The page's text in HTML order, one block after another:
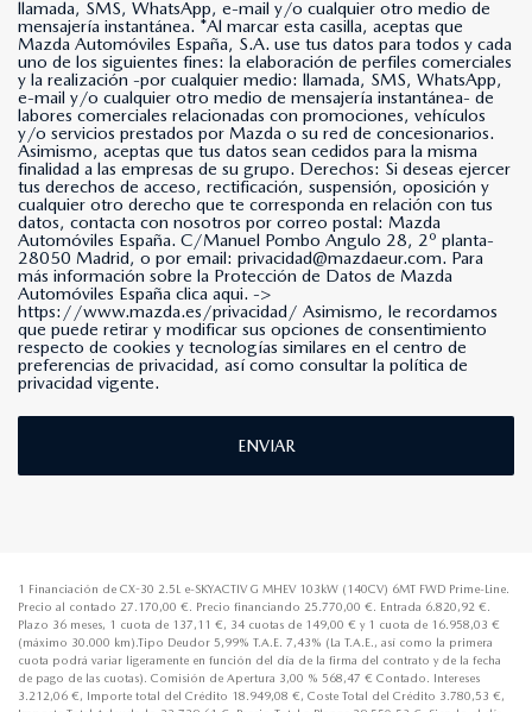
llamada, SMS, WhatsApp, e-mail y/o cualquier otro medio de
mensajería instantánea. *Al marcar esta casilla, aceptas que
Mazda Automóviles España, S.A. use tus datos para todos y cada
uno de los siguientes fines: la elaboración de perfiles comerciales
y la realización -por cualquier medio: llamada, SMS, WhatsApp,
e-mail y/o cualquier otro medio de mensajería instantánea- de
labores comerciales relacionadas con promociones, vehículos
y/o servicios prestados por Mazda o su red de concesionarios.
Asimismo, aceptas que tus datos sean cedidos para la misma
finalidad a las empresas de su grupo. Derechos: Si deseas ejercer
tus derechos de acceso, rectificación, suspensión, oposición y
cualquier otro derecho que te corresponda en relación con tus
datos, contacta con nosotros por correo postal: Mazda
Automóviles España. C/Manuel Pombo Angulo 28, 2º planta-
28050 Madrid, o por email: privacidad@mazdaeur.com. Para
más información sobre la Protección de Datos de Mazda
Automóviles España clica aqui. ->
https://www.mazda.es/privacidad/
que puede retirar y modificar sus opciones de consentimiento
respecto de cookies y tecnologías similares en el centro de
preferencias de privacidad, así como consultar la política de
privacidad vigente.
ENVIAR
1 Financiación de CX-30 2.5L e-SKYACTIV G MHEV 103kW (140CV) 6MT FWD Prime-Line.
Precio al contado 27.170,00 €. Precio financiando 25.770,00 €. Entrada 6.820,92 €.
Plazo 36 meses, 1 cuota de 137,11 €, 34 cuotas de 149,00 € y 1 cuota de 16.958,03 €
(máximo 30.000 km).Tipo Deudor 5,99% T.A.E. 7,43% (La T.A.E., así como la primera
cuota podrá variar ligeramente en función del día de la firma del contrato y de la fecha
de pago de las cuotas). Comisión de Apertura 3,00 % 568,47 € Contado. Intereses
3.212,06 €, Importe total del Crédito 18.949,08 €, Coste Total del Crédito 3.780,53 €,